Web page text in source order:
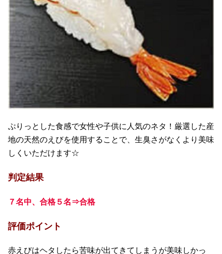
ぷりっとした食感で女性や子供に人気のネタ！厳選した産
地の天然のえびを使用することで、生臭さがなくより美味
しくいただけます☆
判定結果
７名中、合格５名⇒合格
評価ポイント
赤えびはヘタしたら苦味が出てきてしまうが美味しかっ